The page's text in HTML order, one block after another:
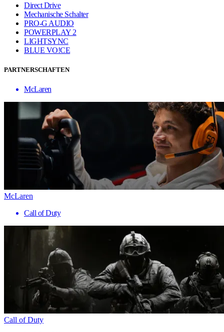
Direct Drive
Mechanische Schalter
PRO-G AUDIO
POWERPLAY 2
LIGHTSYNC
BLUE VO!CE
PARTNERSCHAFTEN
McLaren
McLaren
Call of Duty
Call of Duty